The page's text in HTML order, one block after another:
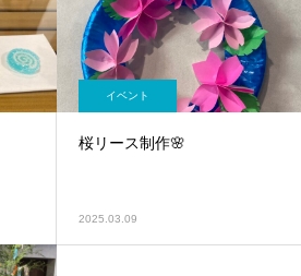
イベント
桜リース制作🌸
2025.03.09